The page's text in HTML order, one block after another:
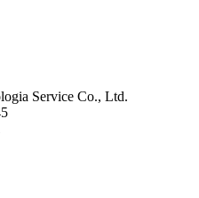
Service Co., Ltd.